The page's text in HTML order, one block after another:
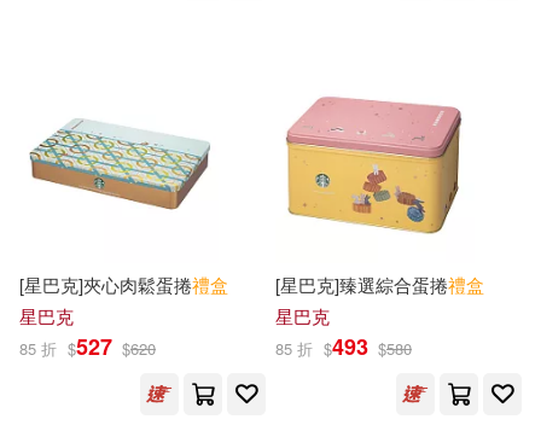
餐廚生活(1116) 電子票證(1)
寵物生活(5) 玲廊滿藝(1)
Eric Hill(3) G.V.傑納頓(3)
根華編輯部(3) 楊紅櫻(3)
童趣童樂(3) 賽雷(3)
人民郵電出版社(25)
中國少年兒童出版社(12)
二十一世紀出版社(8)
[星巴克]夾心肉鬆蛋捲禮盒
星巴克
85 折 $527 $620
[星巴克]臻選綜合蛋捲禮盒
星巴克
85 折 $493 $580